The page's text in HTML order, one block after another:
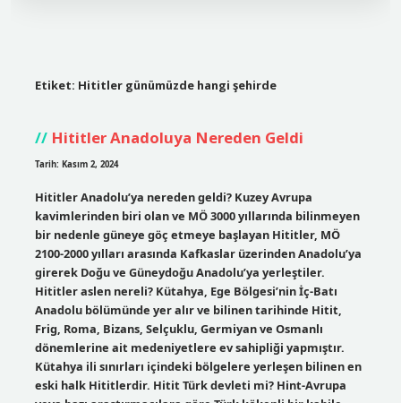
Etiket: Hititler günümüzde hangi şehirde
Hititler Anadoluya Nereden Geldi
Tarih: Kasım 2, 2024
Hititler Anadolu’ya nereden geldi? Kuzey Avrupa
kavimlerinden biri olan ve MÖ 3000 yıllarında bilinmeyen
bir nedenle güneye göç etmeye başlayan Hititler, MÖ
2100-2000 yılları arasında Kafkaslar üzerinden Anadolu’ya
girerek Doğu ve Güneydoğu Anadolu’ya yerleştiler.
Hititler aslen nereli? Kütahya, Ege Bölgesi’nin İç-Batı
Anadolu bölümünde yer alır ve bilinen tarihinde Hitit,
Frig, Roma, Bizans, Selçuklu, Germiyan ve Osmanlı
dönemlerine ait medeniyetlere ev sahipliği yapmıştır.
Kütahya ili sınırları içindeki bölgelere yerleşen bilinen en
eski halk Hititlerdir. Hitit Türk devleti mi? Hint-Avrupa